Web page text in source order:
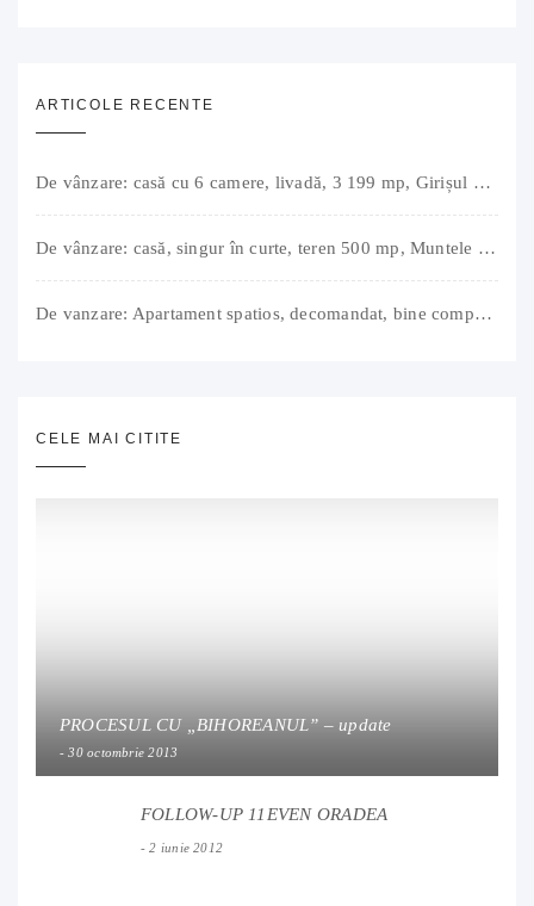
ARTICOLE RECENTE
De vânzare: casă cu 6 camere, livadă, 3 199 mp, Girișul Negru, Bihor, 42 000 Euro. Comision 0.
De vânzare: casă, singur în curte, teren 500 mp, Muntele Găina, Oradea. 157.000 € (negociabil). Comision 0.
De vanzare: Apartament spatios, decomandat, bine compartimentat, 3 camere, 2 bai, bucatarie, suprafață utilă de 64 mp + 3 balcoane (11 mp), strada Barierei, zona Dragos Voda Oradea. 89 500 E (neg). Comision 0
CELE MAI CITITE
PROCESUL CU „BIHOREANUL” – update
30 octombrie 2013
FOLLOW-UP 11EVEN ORADEA
2 iunie 2012